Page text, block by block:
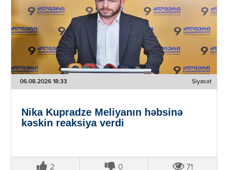
06.08.2026 18:33 Siyasət
Nika Kupradze Meliyanın həbsinə
kəskin reaksiya verdi
2 0 71